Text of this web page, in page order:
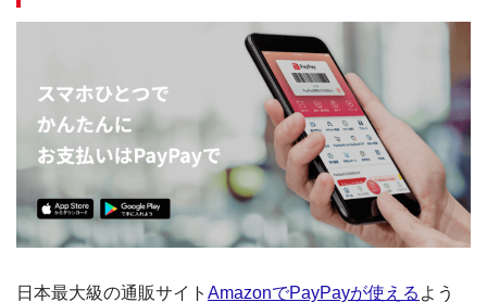
日本最大級の通販サイト AmazonでPayPayが使える よう